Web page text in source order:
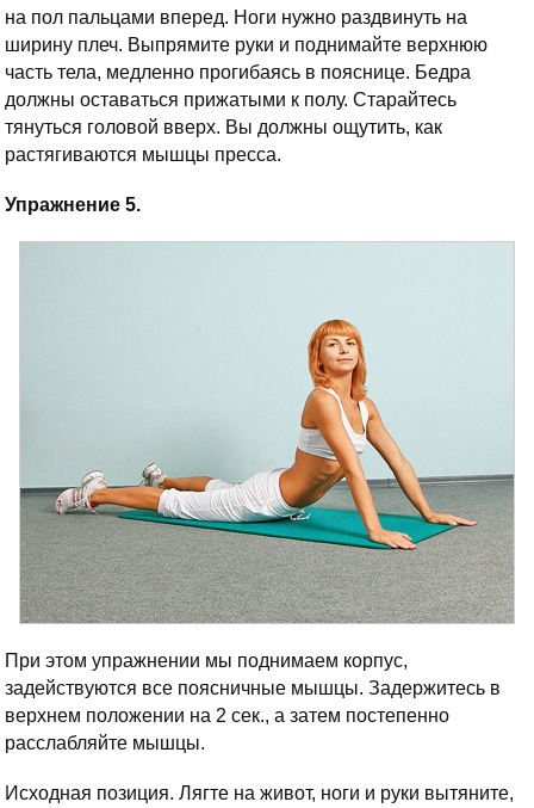
на пол пальцами вперед. Ноги нужно раздвинуть на
ширину плеч. Выпрямите руки и поднимайте верхнюю
часть тела, медленно прогибаясь в пояснице. Бедра
должны оставаться прижатыми к полу. Старайтесь
тянуться головой вверх. Вы должны ощутить, как
растягиваются мышцы пресса.
Упражнение 5.
При этом упражнении мы поднимаем корпус,
задействуются все поясничные мышцы. Задержитесь в
верхнем положении на 2 сек., а затем постепенно
расслабляйте мышцы.
Исходная позиция. Лягте на живот, ноги и руки вытяните,